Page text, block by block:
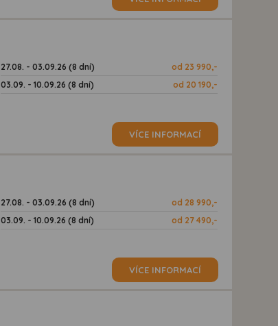
27.08. - 03.09.26 (8 dní)
od 23 990,-
03.09. - 10.09.26 (8 dní)
od 20 190,-
VÍCE INFORMACÍ
27.08. - 03.09.26 (8 dní)
od 28 990,-
03.09. - 10.09.26 (8 dní)
od 27 490,-
VÍCE INFORMACÍ